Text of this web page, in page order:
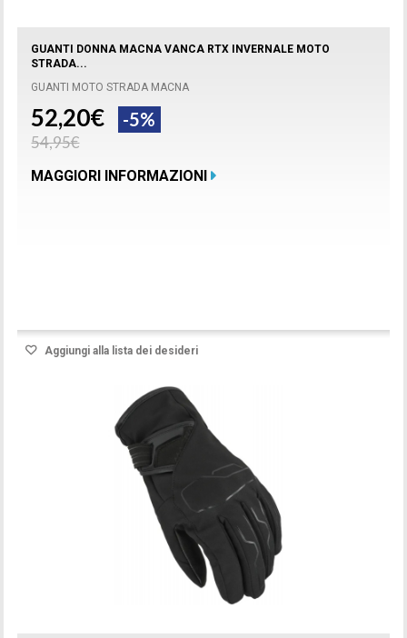
GUANTI DONNA MACNA VANCA RTX INVERNALE MOTO
STRADA...
GUANTI MOTO STRADA MACNA
52,20€ -5%
54,95€
MAGGIORI INFORMAZIONI
Aggiungi alla lista dei desideri